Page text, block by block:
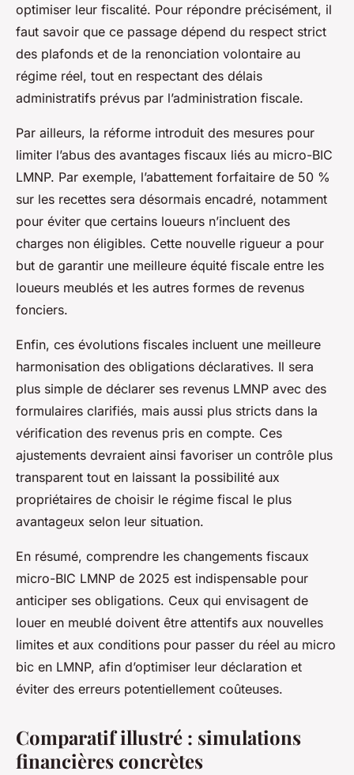
optimiser leur fiscalité. Pour répondre précisément, il
faut savoir que ce passage dépend du respect strict
des plafonds et de la renonciation volontaire au
régime réel, tout en respectant des délais
administratifs prévus par l’administration fiscale.
Par ailleurs, la réforme introduit des mesures pour
limiter l’abus des avantages fiscaux liés au micro-BIC
LMNP. Par exemple, l’abattement forfaitaire de 50 %
sur les recettes sera désormais encadré, notamment
pour éviter que certains loueurs n’incluent des
charges non éligibles. Cette nouvelle rigueur a pour
but de garantir une meilleure équité fiscale entre les
loueurs meublés et les autres formes de revenus
fonciers.
Enfin, ces évolutions fiscales incluent une meilleure
harmonisation des obligations déclaratives. Il sera
plus simple de déclarer ses revenus LMNP avec des
formulaires clarifiés, mais aussi plus stricts dans la
vérification des revenus pris en compte. Ces
ajustements devraient ainsi favoriser un contrôle plus
transparent tout en laissant la possibilité aux
propriétaires de choisir le régime fiscal le plus
avantageux selon leur situation.
En résumé, comprendre les changements fiscaux
micro-BIC LMNP de 2025 est indispensable pour
anticiper ses obligations. Ceux qui envisagent de
louer en meublé doivent être attentifs aux nouvelles
limites et aux conditions pour passer du réel au micro
bic en LMNP, afin d’optimiser leur déclaration et
éviter des erreurs potentiellement coûteuses.
Comparatif illustré : simulations
financières concrètes